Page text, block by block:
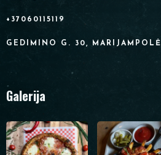
+37060115119
GEDIMINO G. 30, MARIJAMPOLĖ
Galerija